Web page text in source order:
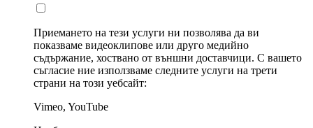
Приемането на тези услуги ни позволява да ви
показваме видеоклипове или друго медийно
съдържание, хоствано от външни доставчици. С вашето
съгласие ние използваме следните услуги на трети
страни на този уебсайт:
Vimeo, YouTube